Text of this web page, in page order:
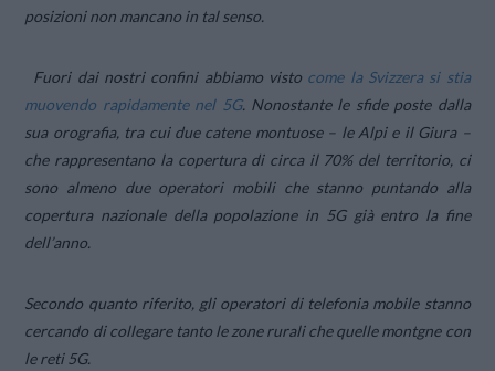
posizioni non mancano in tal senso.
Fuori dai nostri confini abbiamo visto come la Svizzera si stia
muovendo rapidamente nel 5G. Nonostante le sfide poste dalla
sua orografia, tra cui due catene montuose – le Alpi e il Giura –
che rappresentano la copertura di circa il 70% del territorio, ci
sono almeno due operatori mobili che stanno puntando alla
copertura nazionale della popolazione in 5G già entro la fine
dell’anno.
Secondo quanto riferito, gli operatori di telefonia mobile stanno
cercando di collegare tanto le zone rurali che quelle montgne con
le reti 5G.